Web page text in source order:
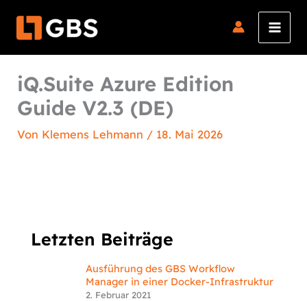
Inhalt
iQ.Suite Azure Edition
Guide V2.3 (DE)
Von Klemens Lehmann / 18. Mai 2026
Letzten Beiträge
Ausführung des GBS Workflow
Manager in einer Docker-Infrastruktur
2. Februar 2021